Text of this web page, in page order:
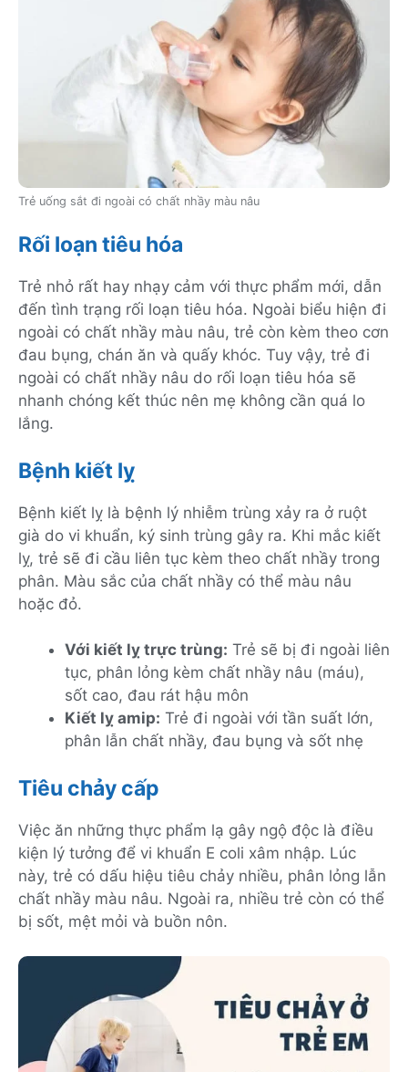
Trẻ uống sắt đi ngoài có chất nhầy màu nâu
Rối loạn tiêu hóa
Trẻ nhỏ rất hay nhạy cảm với thực phẩm mới, dẫn
đến tình trạng rối loạn tiêu hóa. Ngoài biểu hiện đi
ngoài có chất nhầy màu nâu, trẻ còn kèm theo cơn
đau bụng, chán ăn và quấy khóc. Tuy vậy, trẻ đi
ngoài có chất nhầy nâu do rối loạn tiêu hóa sẽ
nhanh chóng kết thúc nên mẹ không cần quá lo
lắng.
Bệnh kiết lỵ
Bệnh kiết lỵ là bệnh lý nhiễm trùng xảy ra ở ruột
già do vi khuẩn, ký sinh trùng gây ra. Khi mắc kiết
lỵ, trẻ sẽ đi cầu liên tục kèm theo chất nhầy trong
phân. Màu sắc của chất nhầy có thể màu nâu
hoặc đỏ.
Với kiết lỵ trực trùng: Trẻ sẽ bị đi ngoài liên
tục, phân lỏng kèm chất nhầy nâu (máu),
sốt cao, đau rát hậu môn
Kiết lỵ amip: Trẻ đi ngoài với tần suất lớn,
phân lẫn chất nhầy, đau bụng và sốt nhẹ
Tiêu chảy cấp
Việc ăn những thực phẩm lạ gây ngộ độc là điều
kiện lý tưởng để vi khuẩn E coli xâm nhập. Lúc
này, trẻ có dấu hiệu tiêu chảy nhiều, phân lỏng lẫn
chất nhầy màu nâu. Ngoài ra, nhiều trẻ còn có thể
bị sốt, mệt mỏi và buồn nôn.